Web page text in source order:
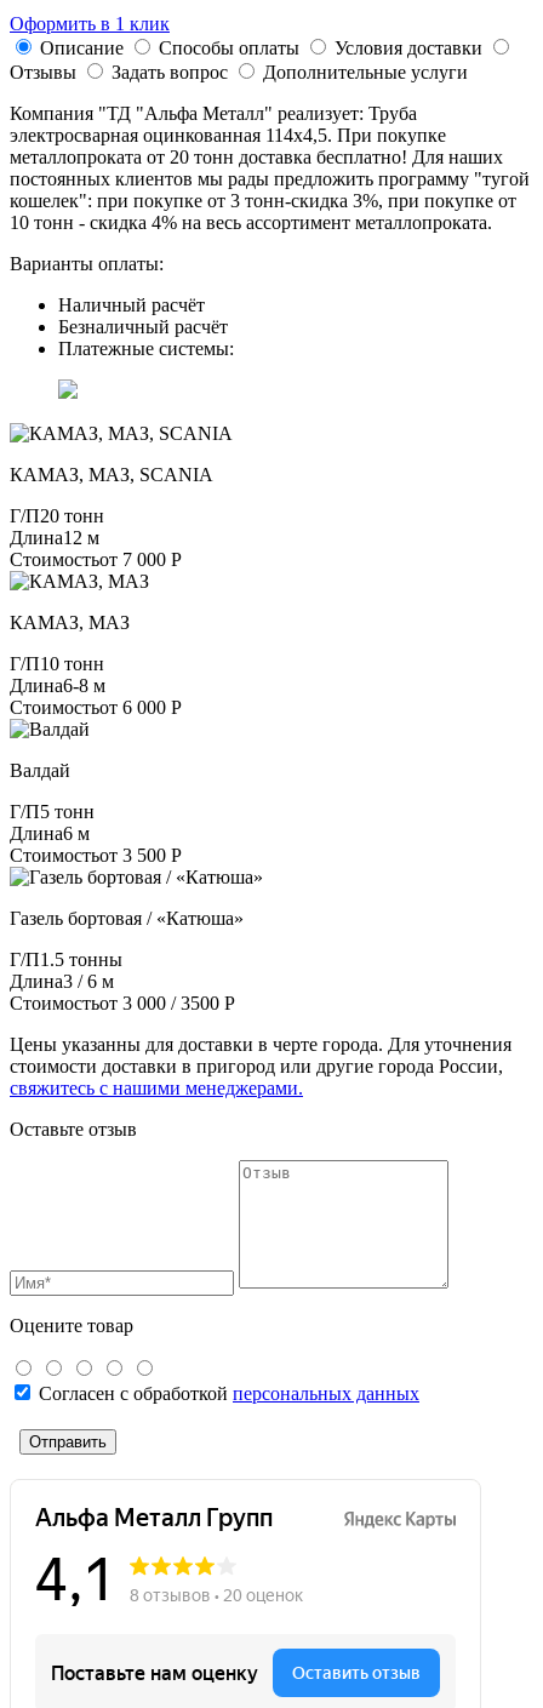
Оформить в 1 клик
Описание
Способы оплаты
Условия доставки
Отзывы
Задать вопрос
Дополнительные услуги
Компания "ТД "Альфа Металл" реализует: Труба
электросварная оцинкованная 114х4,5. При покупке
металлопроката от 20 тонн доставка бесплатно! Для наших
постоянных клиентов мы рады предложить программу "тугой
кошелек": при покупке от 3 тонн-скидка 3%, при покупке от
10 тонн - скидка 4% на весь ассортимент металлопроката.
Варианты оплаты:
Наличный расчёт
Безналичный расчёт
Платежные системы:
КАМАЗ, МАЗ, SCANIA
Г/П20 тонн
Длина12 м
Стоимостьот 7 000 Р
КАМАЗ, МАЗ
Г/П10 тонн
Длина6-8 м
Стоимостьот 6 000 Р
Валдай
Г/П5 тонн
Длина6 м
Стоимостьот 3 500 Р
Газель бортовая / «Катюша»
Г/П1.5 тонны
Длина3 / 6 м
Стоимостьот 3 000 / 3500 Р
Цены указанны для доставки в черте города. Для уточнения
стоимости доставки в пригород или другие города России,
свяжитесь с нашими менеджерами.
Оставьте отзыв
Оцените товар
Согласен с обработкой персональных данных
Отправить